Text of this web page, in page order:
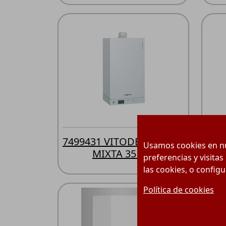
Usamos cookies en
preferencias y
las cookies, o
Política de cookies
7499431 VITODENS WB1C
MIXTA 35 KW